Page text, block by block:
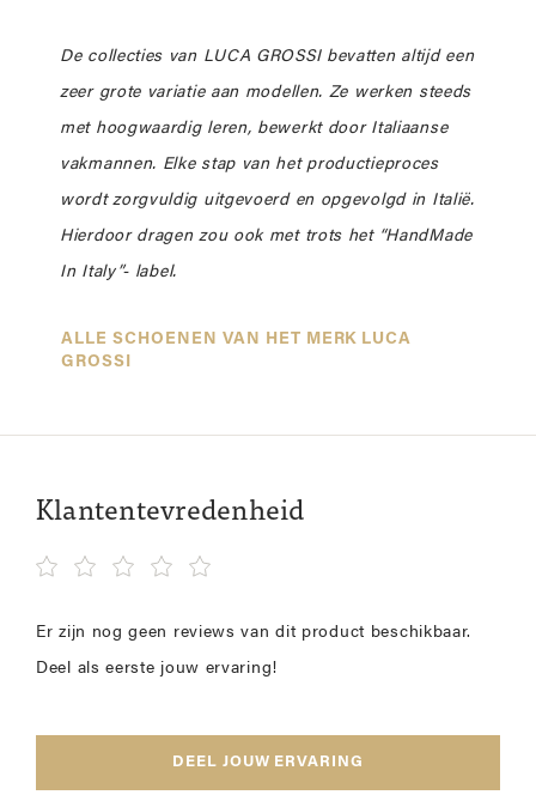
De collecties van LUCA GROSSI bevatten altijd een
zeer grote variatie aan modellen. Ze werken steeds
met hoogwaardig leren, bewerkt door Italiaanse
vakmannen. Elke stap van het productieproces
wordt zorgvuldig uitgevoerd en opgevolgd in Italië.
Hierdoor dragen zou ook met trots het “HandMade
In Italy”- label.
ALLE SCHOENEN VAN HET MERK LUCA
GROSSI
Klantentevredenheid
Er zijn nog geen reviews van dit product beschikbaar.
Deel als eerste jouw ervaring!
DEEL JOUW ERVARING